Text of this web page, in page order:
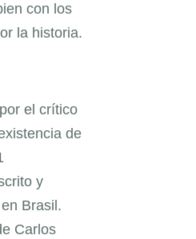
con los
la historia.
el crítico
de
y
Brasil.
Carlos